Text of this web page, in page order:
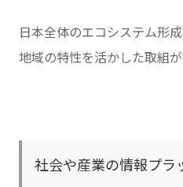
日本全体のエコシステム形
地域の特性を活かした取組が
社会や産業の情報プラ